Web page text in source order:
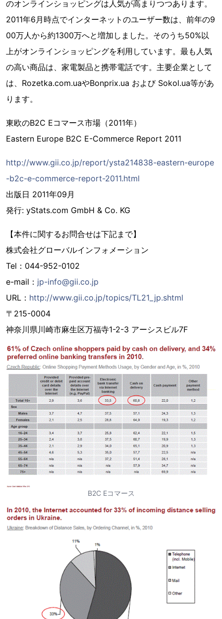
のオンラインショッピングは人気が高まりつつあります。
2011年6月時点でインターネットのユーザー数は、前年の9
00万人から約1300万へと増加しました。そのうち50%以
上がオンラインショッピングを利用しています。最も人気
の高い商品は、家電製品と携帯電話です。主要企業として
は、Rozetka.com.uaやBonprix.ua および Sokol.ua等があ
ります。
東欧のB2C Eコマース市場（2011年）
Eastern Europe B2C E-Commerce Report 2011
http://www.gii.co.jp/report/ysta214838-eastern-europe
-b2c-e-commerce-report-2011.html
出版日 2011年09月
発行: yStats.com GmbH & Co. KG
【本件に関するお問合せは下記まで】
株式会社グローバルインフォメーション
Tel：044-952-0102
e-mail： jp-info@gii.co.jp
URL： http://www.gii.co.jp/topics/TL21_jp.shtml
〒215-0004
神奈川県川崎市麻生区万福寺1-2-3 アーシスビル7F
B2C Eコマース